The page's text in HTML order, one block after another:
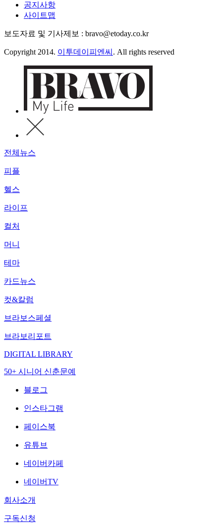
공지사항
사이트맵
보도자료 및 기사제보 : bravo@etoday.co.kr
Copyright 2014. 이투데이피엔씨 . All rights reserved
전체뉴스
피플
헬스
라이프
컬처
머니
테마
카드뉴스
컷&칼럼
브라보스페셜
브라보리포트
DIGITAL LIBRARY
50+ 시니어 신춘문예
블로그
인스타그램
페이스북
유튜브
네이버카페
네이버TV
회사소개
구독신청